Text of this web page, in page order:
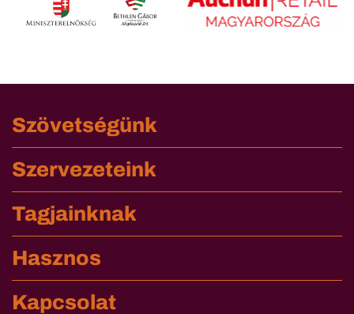
Szövetségünk
Szervezeteink
Tagjainknak
Hasznos
Kapcsolat